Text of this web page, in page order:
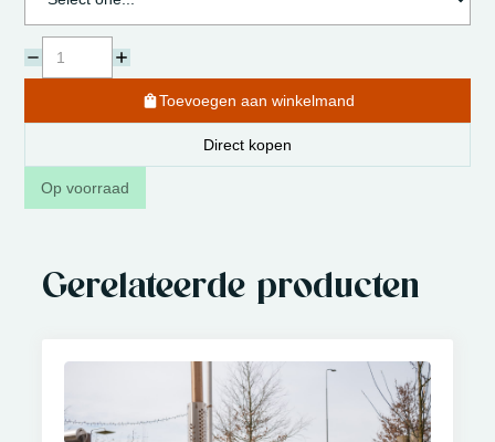
Toevoegen aan winkelmand
Direct kopen
Op voorraad
Gerelateerde producten